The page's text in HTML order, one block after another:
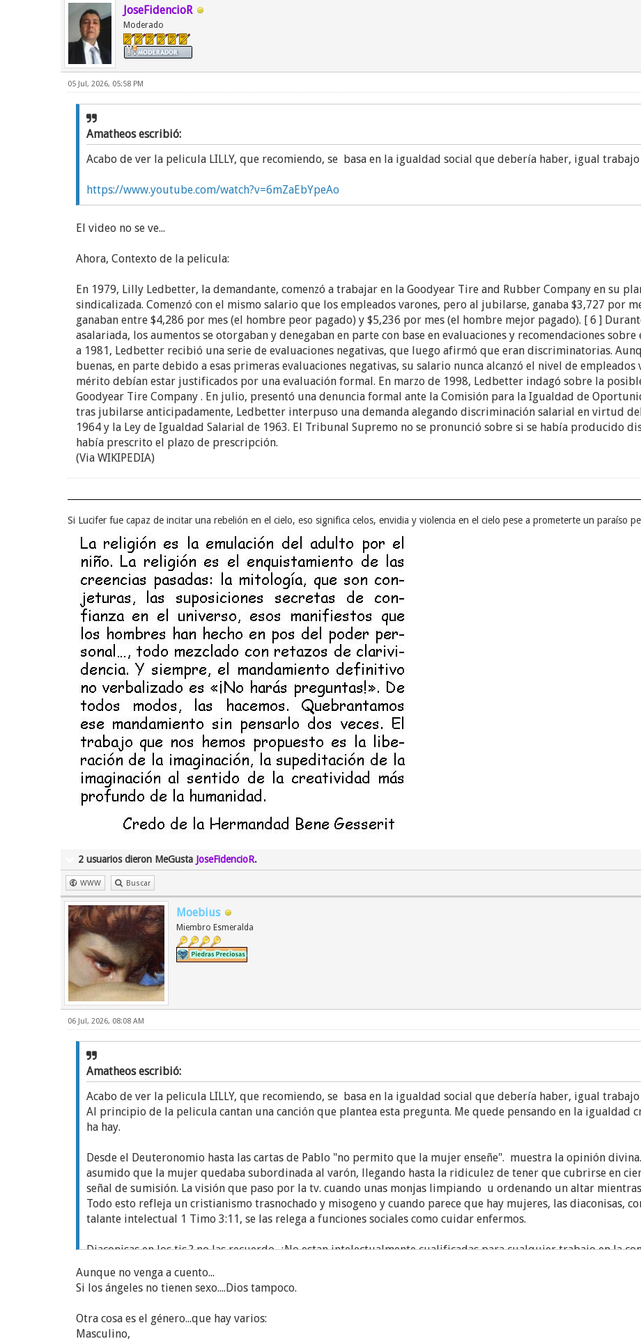
JoseFidencioR
Moderado
05 Jul, 2026, 05:58 PM
Amatheos escribió:
Acabo de ver la pelicula LILLY, que recomiendo, se basa en la igualdad social que debería haber, igual
https://www.youtube.com/watch?v=6mZaEbYpeAo
El video no se ve...
Ahora, Contexto de la pelicula:
En 1979, Lilly Ledbetter, la demandante, comenzó a trabajar en la Goodyear Tire and Rubber Company en su
sindicalizada. Comenzó con el mismo salario que los empleados varones, pero al jubilarse, ganaba $3,727 por
ganaban entre $4,286 por mes (el hombre peor pagado) y $5,236 por mes (el hombre mejor pagado). [ 6 ]
asalariada, los aumentos se otorgaban y denegaban en parte con base en evaluaciones y recomendaciones
a 1981, Ledbetter recibió una serie de evaluaciones negativas, que luego afirmó que eran discriminatorias.
buenas, en parte debido a esas primeras evaluaciones negativas, su salario nunca alcanzó el nivel de
mérito debían estar justificados por una evaluación formal. En marzo de 1998, Ledbetter indagó sobre la
Goodyear Tire Company . En julio, presentó una denuncia formal ante la Comisión para la Igualdad de
tras jubilarse anticipadamente, Ledbetter interpuso una demanda alegando discriminación salarial en virtud
1964 y la Ley de Igualdad Salarial de 1963. El Tribunal Supremo no se pronunció sobre si se había producido
había prescrito el plazo de prescripción.
(Via WIKIPEDIA)
Si Lucifer fue capaz de incitar una rebelión en el cielo, eso significa celos, envidia y violencia en el cielo pese a prometerte un paraíso
2 usuarios dieron MeGusta JoseFidencioR.
WWW Buscar
Moebius
Miembro Esmeralda
06 Jul, 2026, 08:08 AM
Amatheos escribió:
Acabo de ver la pelicula LILLY, que recomiendo, se basa en la igualdad social que debería haber, igual
Al principio de la pelicula cantan una canción que plantea esta pregunta. Me quede pensando en la igualdad
ha hay.
Desde el Deuteronomio hasta las cartas de Pablo "no permito que la mujer enseñe". muestra la opinión
asumido que la mujer quedaba subordinada al varón, llegando hasta la ridiculez de tener que cubrirse en
señal de sumisión. La visión que paso por la tv. cuando unas monjas limpiando u ordenando un altar
Todo esto refleja un cristianismo trasnochado y misogeno y cuando parece que hay mujeres, las diaconisas,
talante intelectual 1 Timo 3:11, se las relega a funciones sociales como cuidar enfermos.
Diaconisas en los tjs.? no las recuerdo. ¿No estan intelectualmente cualificadas para cualquier trabajo en la
Aunque no venga a cuento...
Si los ángeles no tienen sexo....Dios tampoco.
Otra cosa es el género...que hay varios:
Masculino,